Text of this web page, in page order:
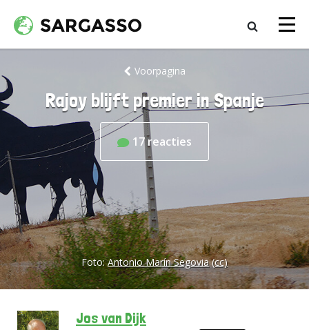
Voorpagina
Rajoy blijft premier in Spanje
17reacties
Foto:Antonio Marín Segovia (cc)
Jos van Dijk